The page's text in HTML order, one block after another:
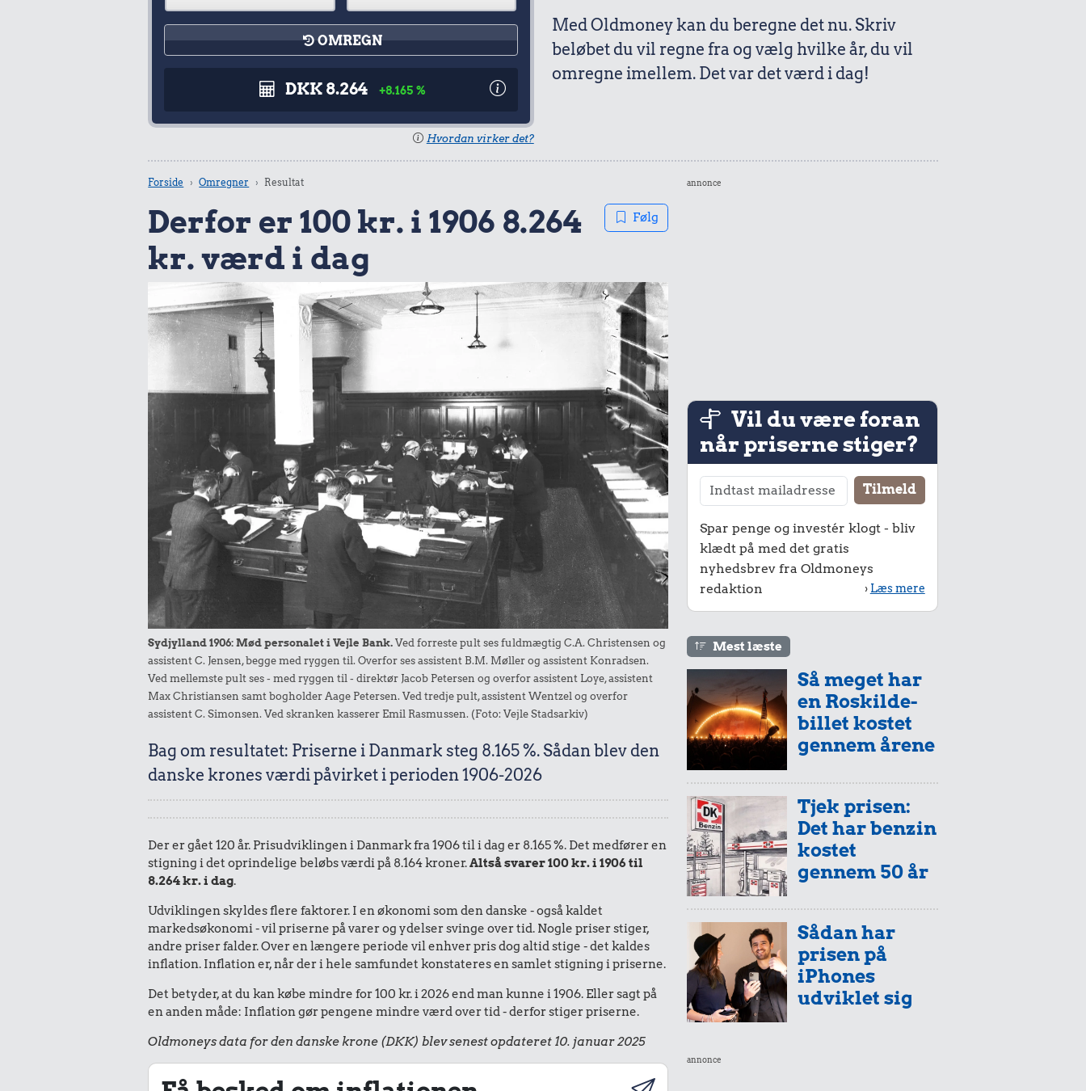
OMREGN
DKK 8.264 +8.165 %
Hvordan virker det?
Med Oldmoney kan du beregne det nu. Skriv
beløbet du vil regne fra og vælg hvilke år, du vil
omregne imellem. Det var det værd i dag!
Forside Omregner Resultat
Derfor er 100 kr. i 1906 8.264
kr. værd i dag
Følg
Sydjylland 1906: Mød personalet i Vejle Bank.Ved forreste pult ses fuldmægtig C.A. Christensen og
assistent C. Jensen, begge med ryggen til. Overfor ses assistent B.M. Møller og assistent Konradsen.
Ved mellemste pult ses - med ryggen til - direktør Jacob Petersen og overfor assistent Loye, assistent
Max Christiansen samt bogholder Aage Petersen. Ved tredje pult, assistent Wentzel og overfor
assistent C. Simonsen. Ved skranken kasserer Emil Rasmussen. (Foto: Vejle Stadsarkiv)
Bag om resultatet: Priserne i Danmark steg 8.165 %. Sådan blev den
danske krones værdi påvirket i perioden 1906-2026
Der er gået 120 år. Prisudviklingen i Danmark fra 1906 til i dag er 8.165 %. Det medfører en
stigning i det oprindelige beløbs værdi på 8.164 kroner.Altså svarer 100 kr. i 1906 til
8.264 kr. i dag.
Udviklingen skyldes flere faktorer. I en økonomi som den danske - også kaldet
markedsøkonomi - vil priserne på varer og ydelser svinge over tid. Nogle priser stiger,
andre priser falder. Over en længere periode vil enhver pris dog altid stige - det kaldes
inflation. Inflation er, når der i hele samfundet konstateres en samlet stigning i priserne.
Det betyder, at du kan købe mindre for 100 kr. i 2026 end man kunne i 1906. Eller sagt på
en anden måde: Inflation gør pengene mindre værd over tid - derfor stiger priserne.
Oldmoneys data for den danske krone (DKK) blev senest opdateret 10. januar 2025
annonce
Vil du være foran
når priserne stiger?
Spar penge og investér klogt - bliv
klædt på med det gratis
nyhedsbrev fra Oldmoneys
redaktion
› Læs mere
Mest læste
Så meget har
en Roskilde-
billet kostet
gennem årene
Tjek prisen:
Det har benzin
kostet
gennem 50 år
Sådan har
prisen på
iPhones
udviklet sig
annonce